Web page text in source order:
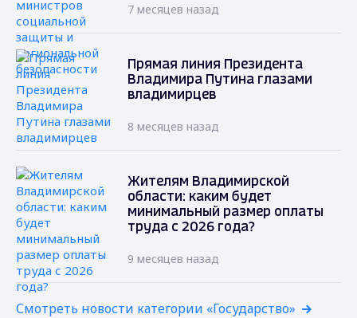
7 месяцев назад
Прямая линия Президента
Владимира Путина глазами
владимирцев
8 месяцев назад
Жителям Владимирской
области: каким будет
минимальный размер оплаты
труда с 2026 года?
9 месяцев назад
Смотреть новости категории «Государство»